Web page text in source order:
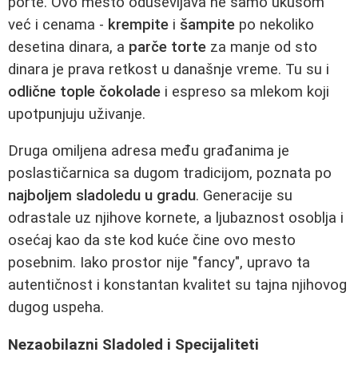
već i cenama - krempite i šampite po nekoliko
desetina dinara, a parče torte za manje od sto
dinara je prava retkost u današnje vreme. Tu su i
odlične tople čokolade i espreso sa mlekom koji
upotpunjuju uživanje.
Druga omiljena adresa među građanima je
poslastičarnica sa dugom tradicijom, poznata po
najboljem sladoledu u gradu. Generacije su
odrastale uz njihove kornete, a ljubaznost osoblja i
osećaj kao da ste kod kuće čine ovo mesto
posebnim. Iako prostor nije "fancy", upravo ta
autentičnost i konstantan kvalitet su tajna njihovog
dugog uspeha.
Nezaobilazni Sladoled i Specijaliteti